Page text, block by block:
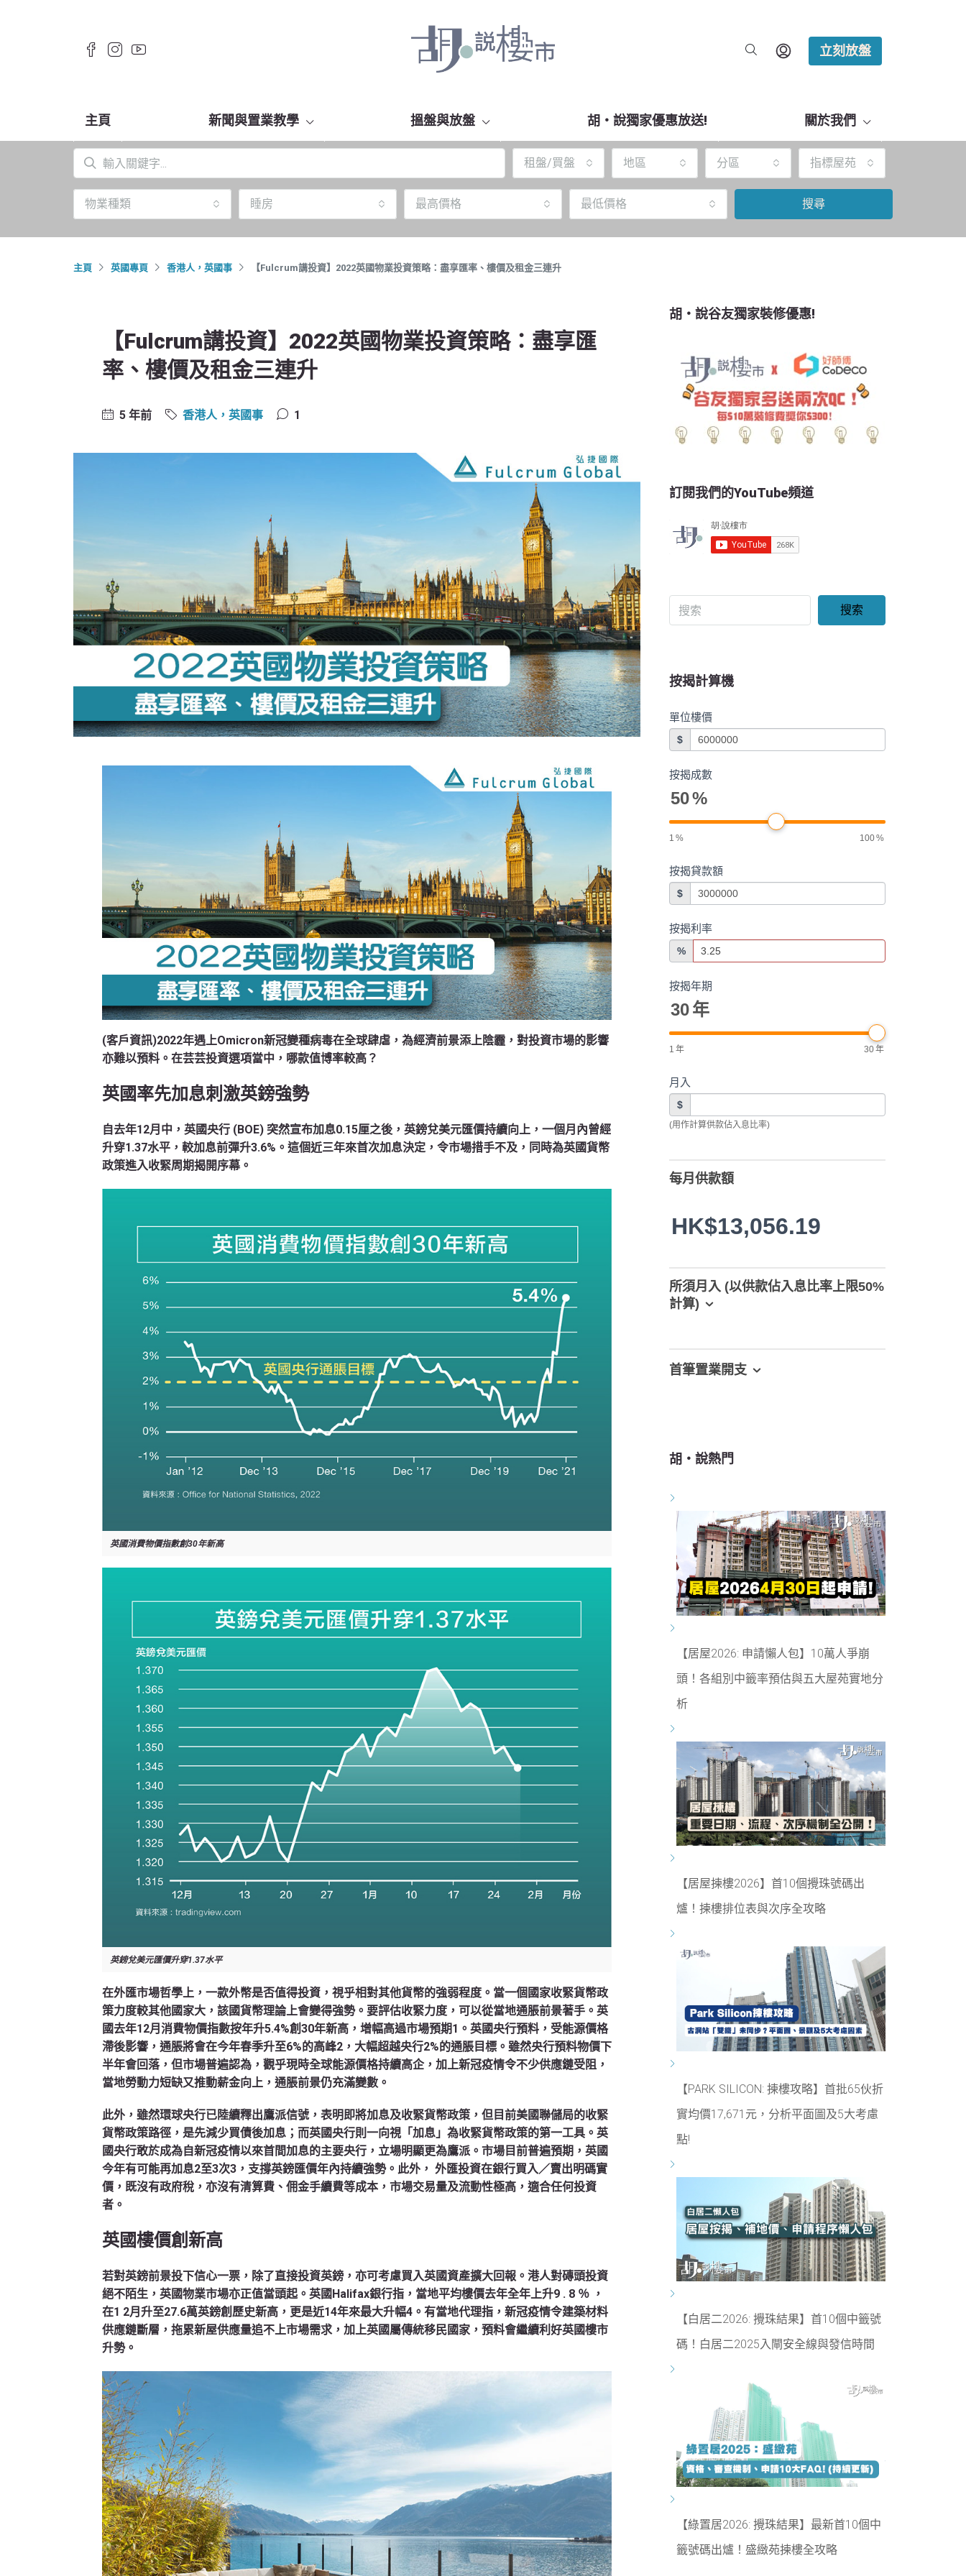
立刻放盤
主頁 新聞與置業教學 搵盤與放盤 胡‧說獨家優惠放送! 關於我們
租盤/買盤 地區 分區 指標屋苑
物業種類 睡房 最高價格 最低價格 搜尋
主頁 英國專頁 香港人，英國事 【Fulcrum講投資】2022英國物業投資策略：盡享匯率、樓價及租金三連升
【Fulcrum講投資】2022英國物業投資策略：盡享匯
率、樓價及租金三連升
5 年前 香港人，英國事 1
(客戶資訊)2022年遇上Omicron新冠變種病毒在全球肆虐，為經濟前景添上陰霾，對投資市場的影響
亦難以預料。在芸芸投資選項當中，哪款值博率較高？
英國率先加息刺激英鎊強勢
自去年12月中，英國央行 (BOE) 突然宣布加息0.15厘之後，英鎊兌美元匯價持續向上，一個月內曾經
升穿1.37水平，較加息前彈升3.6%。這個近三年來首次加息決定，令市場措手不及，同時為英國貨幣
政策進入收緊周期揭開序幕。
英國消費物價指數創30年新高
英鎊兌美元匯價升穿1.37水平
在外匯市場哲學上，一款外幣是否值得投資，視乎相對其他貨幣的強弱程度。當一個國家收緊貨幣政
策力度較其他國家大，該國貨幣理論上會變得強勢。要評估收緊力度，可以從當地通脹前景著手。英
國去年12月消費物價指數按年升5.4%創30年新高，增幅高過市場預期1。英國央行預料，受能源價格
滯後影響，通脹將會在今年春季升至6%的高峰2，大幅超越央行2%的通脹目標。雖然央行預料物價下
半年會回落，但市場普遍認為，觀乎現時全球能源價格持續高企，加上新冠疫情令不少供應鏈受阻，
當地勞動力短缺又推動薪金向上，通脹前景仍充滿變數。
此外，雖然環球央行已陸續釋出鷹派信號，表明即將加息及收緊貨幣政策，但目前美國聯儲局的收緊
貨幣政策路徑，是先減少買債後加息；而英國央行則一向視「加息」為收緊貨幣政策的第一工具。英
國央行敢於成為自新冠疫情以來首間加息的主要央行，立場明顯更為鷹派。市場目前普遍預期，英國
今年有可能再加息2至3次3，支撐英鎊匯價年內持續強勢。此外， 外匯投資在銀行買入／賣出明碼實
價，既沒有政府稅，亦沒有清算費、佣金手續費等成本，市場交易量及流動性極高，適合任何投資
者。
英國樓價創新高
若對英鎊前景投下信心一票，除了直接投資英鎊，亦可考慮買入英國資產擴大回報。港人對磚頭投資
絕不陌生，英國物業市場亦正值當頭起。英國Halifax銀行指，當地平均樓價去年全年上升9 . 8 ％ ，
在1 2月升至27.6萬英鎊創歷史新高，更是近14年來最大升幅4。有當地代理指，新冠疫情令建築材料
供應鏈斷層，拖累新屋供應量追不上市場需求，加上英國屬傳統移民國家，預料會繼續利好英國樓市
升勢。
胡‧說谷友獨家裝修優惠!
訂閱我們的YouTube頻道
搜索
按揭計算機
單位樓價
$
按揭成數
50%
1 % 100%
按揭貸款額
$
按揭利率
%
按揭年期
30年
1 年 30年
月入
$
(用作計算供款佔入息比率)
每月供款額
HK$13,056.19
所須月入 (以供款佔入息比率上限50%
計算)
首筆置業開支
胡‧說熱門
【居屋2026: 申請懶人包】10萬人爭崩
頭！各組別中籤率預估與五大屋苑實地分
析
【居屋揀樓2026】首10個攪珠號碼出
爐！揀樓排位表與次序全攻略
【PARK SILICON: 揀樓攻略】首批65伙折
實均價17,671元，分析平面圖及5大考慮
點!
【白居二2026: 攪珠結果】首10個中籤號
碼！白居二2025入閘安全線與發信時間
【綠置居2026: 攪珠結果】最新首10個中
籤號碼出爐！盛緻苑揀樓全攻略